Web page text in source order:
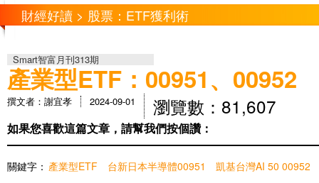
財經好讀 > 股票：ETF獲利術
Smart智富月刊313期
產業型ETF：00951、00952
撰文者：謝宜孝 2024-09-01 瀏覽數：81,607
如果您喜歡這篇文章，請幫我們按個讚：
關鍵字： 產業型ETF 台新日本半導體00951 凱基台灣AI 50 00952